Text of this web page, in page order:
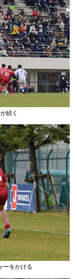
続く
ーをかける